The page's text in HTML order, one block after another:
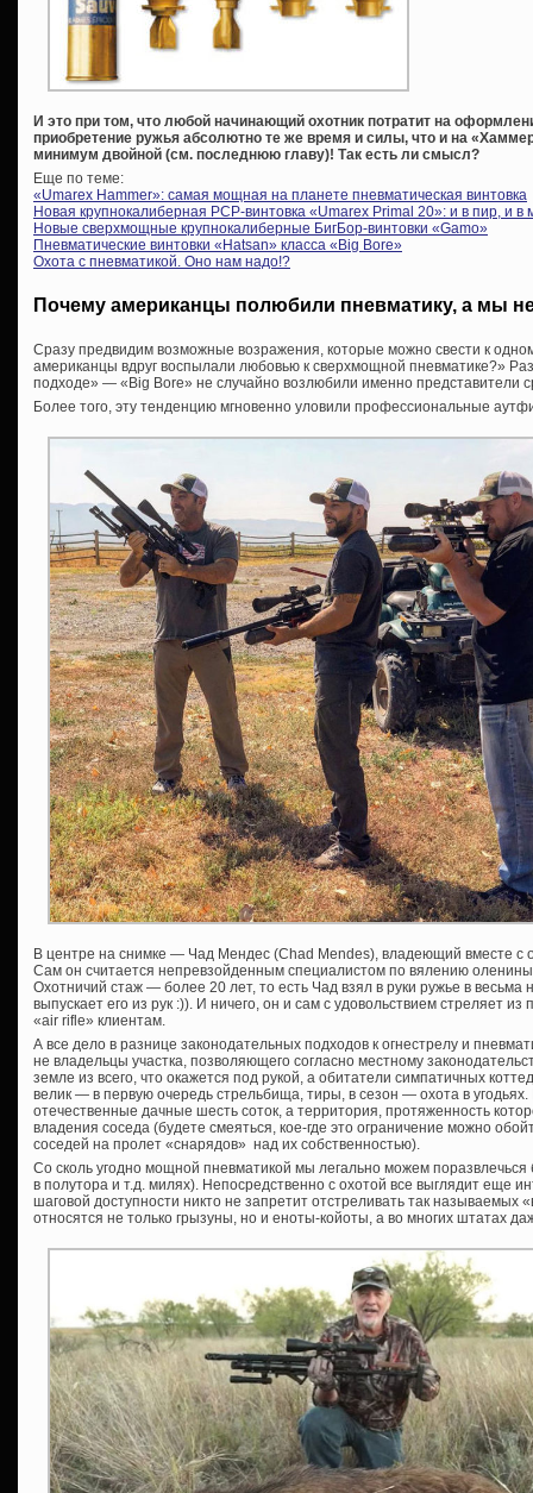
И это при том, что любой начинающий охотник потратит на
приобретение ружья абсолютно те же время и силы, что и на
минимум двойной (см. последнюю главу)! Так есть ли смысл?
Еще по теме:
«Umarex Hammer»: самая мощная на планете пневматическая винтовка
Новая крупнокалиберная PCP-винтовка «Umarex Primal 20»: и в пир, и в
Новые сверхмощные крупнокалиберные БигБор-винтовки «Gamo»
Пневматические винтовки «Hatsan» класса «Big Bore»
Охота с пневматикой. Оно нам надо!?
Почему американцы полюбили пневматику, а мы
Сразу предвидим возможные возражения, которые можно свести к
американцы вдруг воспылали любовью к сверхмощной пневматике?»
подходе» — «Big Bore» не случайно возлюбили именно представители
Более того, эту тенденцию мгновенно уловили профессиональные
В центре на снимке — Чад Мендес (Chad Mendes), владеющий вместе с
Сам он считается непревзойденным специалистом по вялению
Охотничий стаж — более 20 лет, то есть Чад взял в руки ружье в
выпускает его из рук :)). И ничего, он и сам с удовольствием стреляет
«air rifle» клиентам.
А все дело в разнице законодательных подходов к огнестрелу и
не владельцы участка, позволяющего согласно местному
земле из всего, что окажется под рукой, а обитатели симпатичных
велик — в первую очередь стрельбища, тиры, в сезон — охота в
отечественные дачные шесть соток, а территория, протяженность
владения соседа (будете смеяться, кое-где это ограничение можно
соседей на пролет «снарядов» над их собственностью).
Со сколь угодно мощной пневматикой мы легально можем поразвлечься
в полутора и т.д. милях). Непосредственно с охотой все выглядит еще
шаговой доступности никто не запретит отстреливать так называемых
относятся не только грызуны, но и еноты-койоты, а во многих штатах